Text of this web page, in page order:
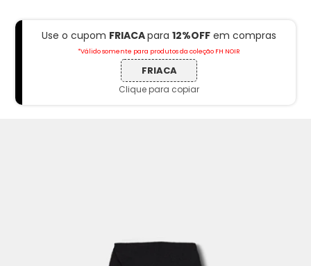
Use o cupom FRIACApara 12%OFF em compras
*Válido somente para produtos da coleção FH NOIR
FRIACA
Clique para copiar